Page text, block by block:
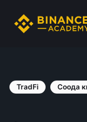
TradFi Соода